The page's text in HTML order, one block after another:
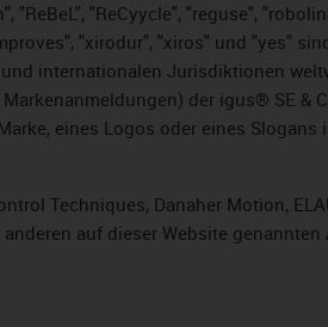
"ReCyycle", "reguse",
"xirodur", "xiros" und "yes"
internationalen Jurisdiktionen
der igus® SE &
eines Logos oder eines Slogans
Techniques, Danaher Motion,
anderen auf dieser Website